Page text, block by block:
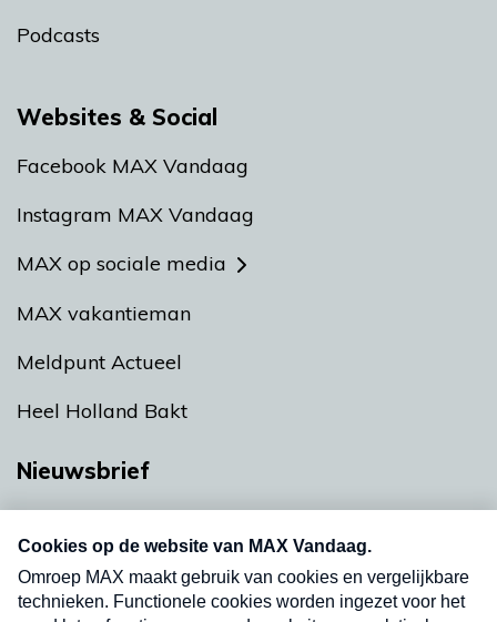
Podcasts
Websites & Social
Facebook MAX Vandaag
Instagram MAX Vandaag
MAX op sociale media
MAX vakantieman
Meldpunt Actueel
Heel Holland Bakt
Nieuwsbrief
nieuwsbrief. Elke vrijdag- en dinsdagochtend in
uw mailbox.